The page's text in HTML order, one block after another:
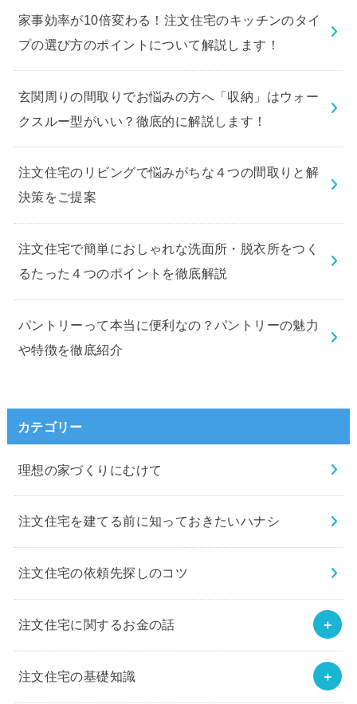
家事効率が10倍変わる！注文住宅のキッチンのタイ
プの選び方のポイントについて解説します！
玄関周りの間取りでお悩みの方へ「収納」はウォー
クスルー型がいい？徹底的に解説します！
注文住宅のリビングで悩みがちな４つの間取りと解
決策をご提案
注文住宅で簡単におしゃれな洗面所・脱衣所をつく
るたった４つのポイントを徹底解説
パントリーって本当に便利なの？パントリーの魅力
や特徴を徹底紹介
カテゴリー
理想の家づくりにむけて
注文住宅を建てる前に知っておきたいハナシ
注文住宅の依頼先探しのコツ
注文住宅に関するお金の話
注文住宅の基礎知識